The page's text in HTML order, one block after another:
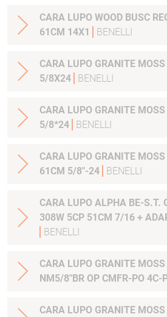
CARA LUPO WOOD BUSC
61CM 14X1
BENELLI
CARA LUPO GRANITE
5/8X24
BENELLI
CARA LUPO GRANITE
5/8*24
BENELLI
CARA LUPO GRANITE
61CM 5/8"-24
BENELLI
CARA LUPO ALPHA BE-S.T.
308W 5CP 51CM 7/16 +
BENELLI
CARA LUPO GRANITE MOSS 7MM
NM5/8"BR OP CMFR-PO 4C-
CARA LUPO GRANITE MOSS 7RM 7 RM